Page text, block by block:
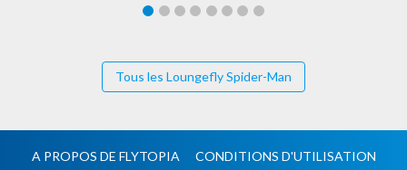
Tous les Loungefly Spider-Man
A PROPOS DE FLYTOPIA
CONDITIONS D'UTILISATION